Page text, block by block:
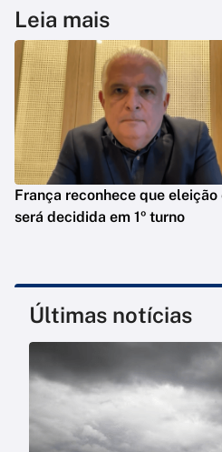
Leia mais
França reconhece que eleição
será decidida em 1º turno
Últimas notícias